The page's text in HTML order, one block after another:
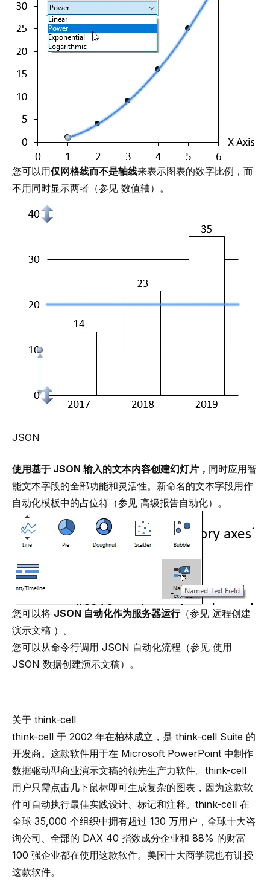
您可以用仅网格线而不是轴线来表示图表的数字比例，而
不用同时显示两者（参见 数值轴）。
JSON
使用基于 JSON 输入的文本内容创建幻灯片， 同时应用智
能文本字段的全部功能和灵活性。新命名的文本字段用作
自动化模板中的占位符（参见 高级报告自动化）。
您可以将 JSON 自动化作为服务器运行（参见 远程创建
演示文稿 ）。
您可以从命令行调用 JSON 自动化流程（参见 使用
JSON 数据创建演示文稿）。
关于 think-cell
think-cell 于 2002 年在柏林成立，是 think-cell Suite 的
开发商。这款软件用于在 Microsoft PowerPoint 中制作
数据驱动型商业演示文稿的领先生产力软件。 think-cell
用户只需点击几下鼠标即可生成复杂的图表，因为这款软
件可自动执行最佳实践设计、标记和注释。 think-cell 在
全球 35,000 个组织中拥有超过 130 万用户，全球十大咨
询公司、全部的 DAX 40 指数成分企业和 88% 的财富
100 强企业都在使用这款软件。美国十大商学院也有讲授
这款软件。